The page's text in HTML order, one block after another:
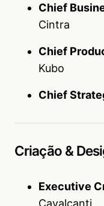
Chief
Cintra
Chief
Kubo
Chief
Criação &
Executive
Cavalcanti